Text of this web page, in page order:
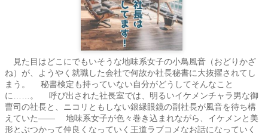
見た目はどこにでもいそうな地味系女子の小鳥風音（おどりかざ
ね）が、ようやく就職した会社で何故か社長秘書に大抜擢されてし
まう。 秘書検定も持っていない自分がどうしてそんなこと
に……。 呼び出された社長室では、明るいイケメンチャラ男な御
曹司の社長と、ニコリともしない銀縁眼鏡の副社長が風音を待ち構
えていた―― 地味系女子が色々巻き込まれながら、イケメンと美
形とぶつかって仲良くなっていく王道ラブコメなお話になっていく